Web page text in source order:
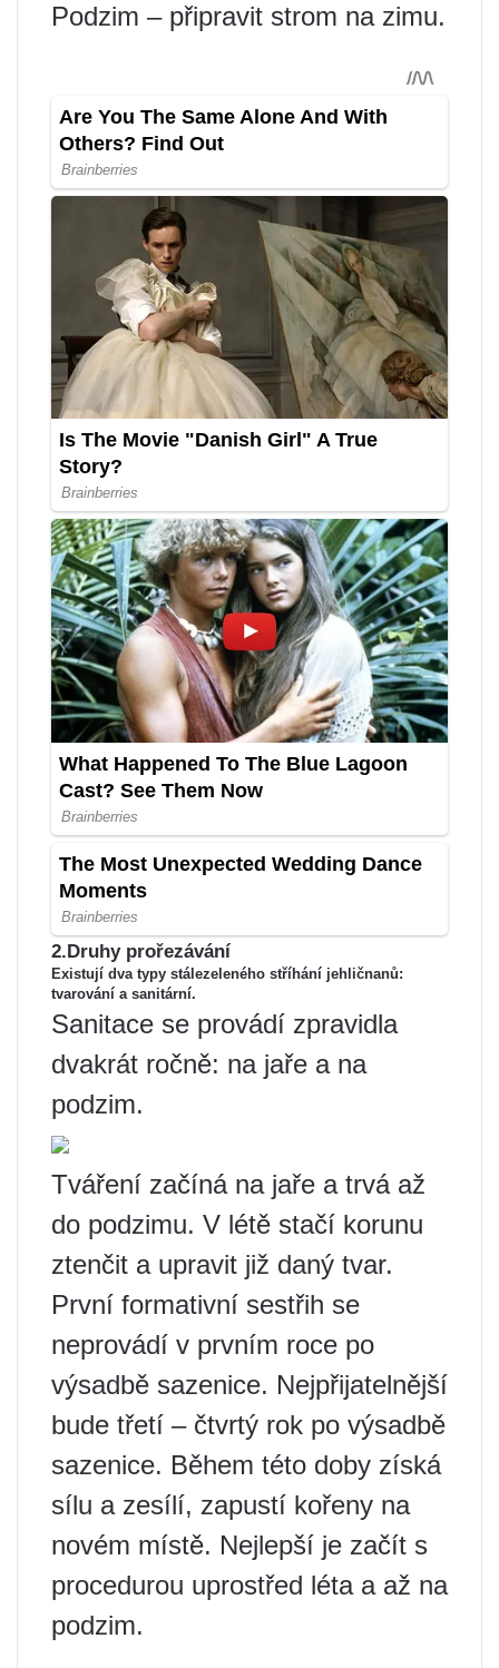
Podzim – připravit strom na zimu.
2.Druhy prořezávání
Existují dva typy stálezeleného stříhání jehličnanů:
tvarování a sanitární.
Sanitace se provádí zpravidla
dvakrát ročně: na jaře a na
podzim.
Tváření začíná na jaře a trvá až
do podzimu. V létě stačí korunu
ztenčit a upravit již daný tvar.
První formativní sestřih se
neprovádí v prvním roce po
výsadbě sazenice. Nejpřijatelnější
bude třetí – čtvrtý rok po výsadbě
sazenice. Během této doby získá
sílu a zesílí, zapustí kořeny na
novém místě. Nejlepší je začít s
procedurou uprostřed léta a až na
podzim.